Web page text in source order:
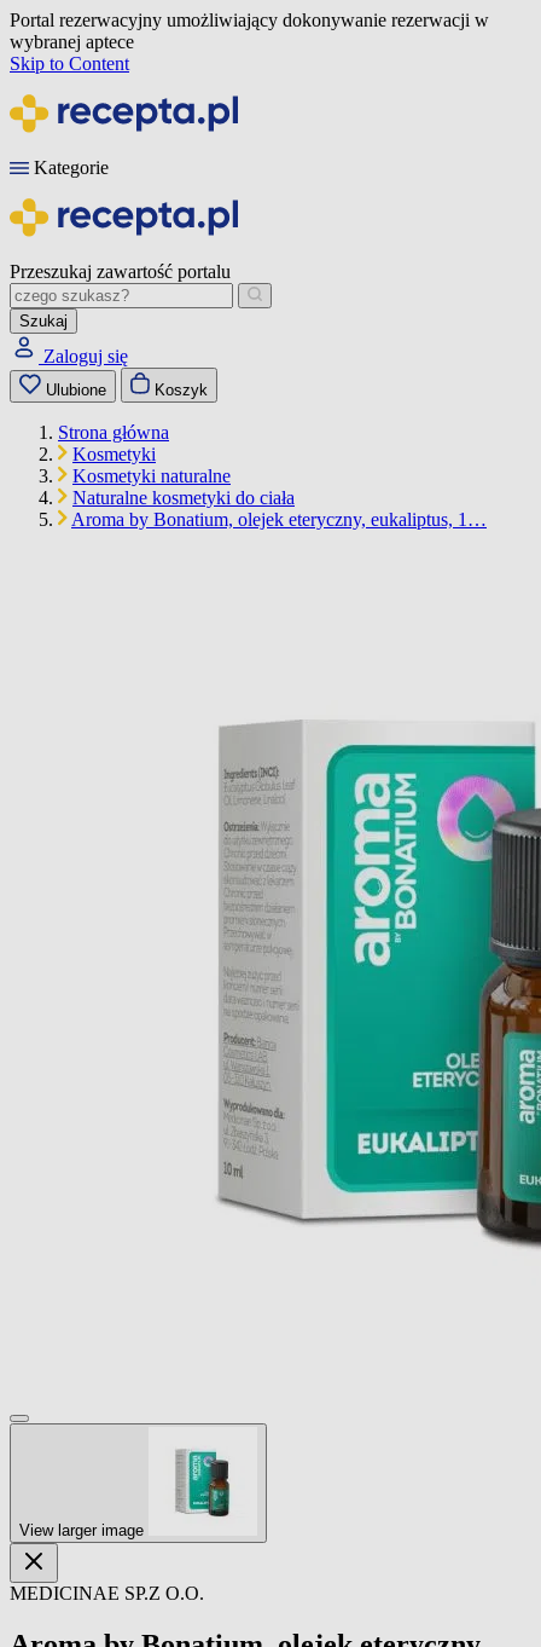
Portal rezerwacyjny umożliwiający dokonywanie rezerwacji w
wybranej aptece
Skip to Content
Kategorie
Przeszukaj zawartość portalu
Szukaj
Zaloguj się
Ulubione Koszyk
Strona główna
Kosmetyki
Kosmetyki naturalne
Naturalne kosmetyki do ciała
Aroma by Bonatium, olejek eteryczny, eukaliptus, 1…
View larger image
MEDICINAE SP.Z O.O.